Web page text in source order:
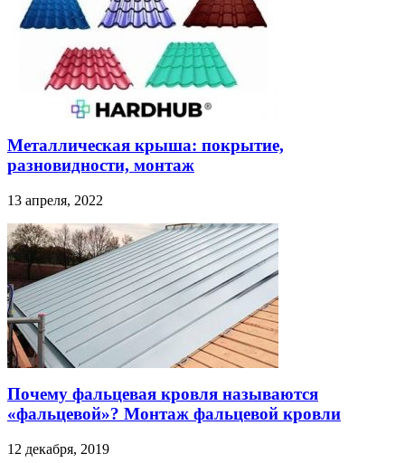
Металлическая крыша: покрытие,
разновидности, монтаж
13 апреля, 2022
Почему фальцевая кровля называются
«фальцевой»? Монтаж фальцевой кровли
12 декабря, 2019